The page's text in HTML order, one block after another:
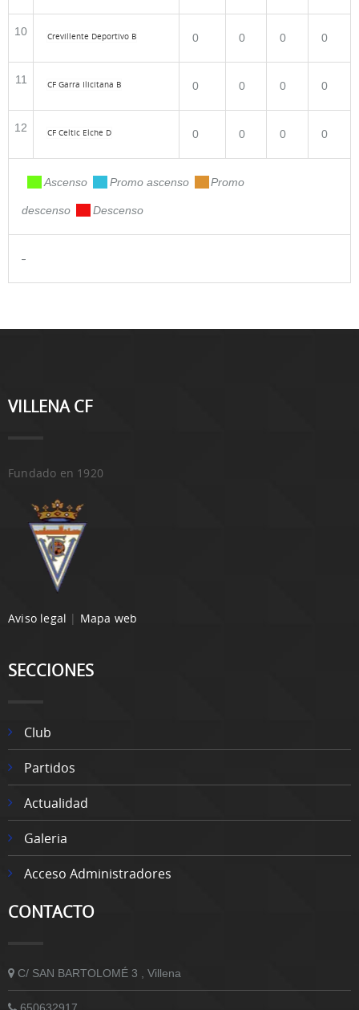
10 Crevillente Deportivo B 0 0 0 0
11 CF Garra Ilicitana B 0 0 0 0
12 CF Celtic Elche D 0 0 0 0
Ascenso Promo ascenso Promo
descenso Descenso
-
VILLENA CF
Fundado en 1920
Aviso legal | Mapa web
SECCIONES
Club
Partidos
Actualidad
Galeria
Acceso Administradores
CONTACTO
C/ SAN BARTOLOMÉ 3 , Villena